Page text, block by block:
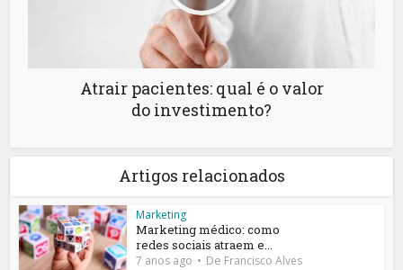
Atrair pacientes: qual é o valor
do investimento?
Artigos relacionados
Marketing
Marketing médico: como
redes sociais atraem e...
7 anos ago De Francisco Alves